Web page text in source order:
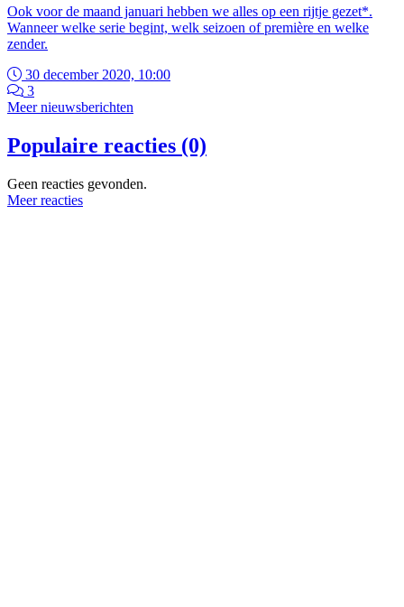
Ook voor de maand januari hebben we alles op een rijtje gezet*.
Wanneer welke serie begint, welk seizoen of première en welke
zender.
30 december 2020, 10:00
3
Meer nieuwsberichten
Populaire reacties (0)
Geen reacties gevonden.
Meer reacties